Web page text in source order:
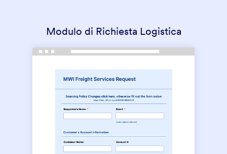
Modulo di Richiesta Logistica